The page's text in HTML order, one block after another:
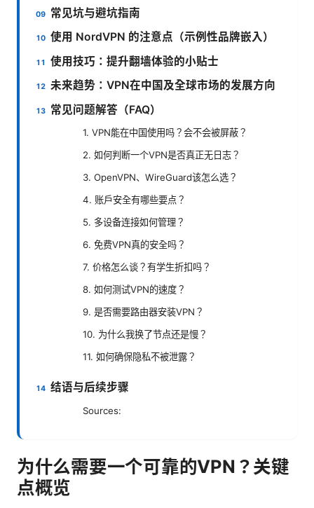
常见坑与避坑指南
使用 NordVPN 的注意点（示例性品牌嵌入）
使用技巧：提升翻墙体验的小贴士
未来趋势：VPN在中国及全球市场的发展方向
常见问题解答（FAQ）
1. VPN能在中国使用吗？会不会被屏蔽？
2. 如何判断一个VPN是否真正无日志？
3. OpenVPN、WireGuard该怎么选？
4. 账户安全有哪些要点？
5. 多设备连接如何管理？
6. 免费VPN真的安全吗？
7. 价格怎么谈？有学生折扣吗？
8. 如何测试VPN的速度？
9. 是否需要路由器安装VPN？
10. 为什么我换了节点还是慢？
11. 如何确保隐私不被泄露？
结语与后续步骤
Sources:
为什么需要一个可靠的VPN？关键
点概览